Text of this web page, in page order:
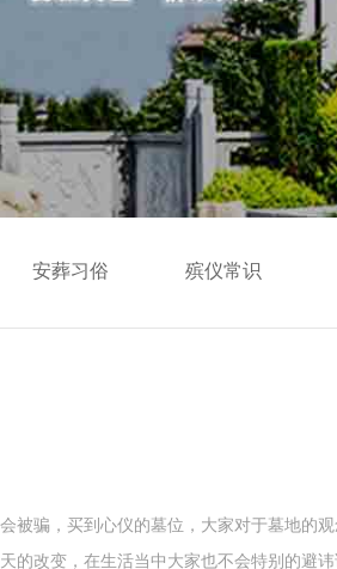
安葬习俗 殡仪常识
被骗，买到心仪的墓位，大家对于墓地的观
的改变，在生活当中大家也不会特别的避讳